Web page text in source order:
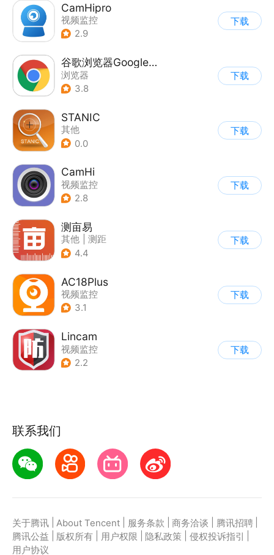
CamHipro
视频监控
2.9
下载
谷歌浏览器Google Chrome
浏览器
3.8
下载
STANIC
其他
0.0
下载
CamHi
视频监控
2.8
下载
测亩易
其他
测距
4.4
下载
AC18Plus
视频监控
3.1
下载
Lincam
视频监控
2.2
下载
联系我们
关于腾讯 About Tencent 服务条款 商务洽谈 腾讯招聘
腾讯公益
版权所有 用户权限 隐私政策 侵权投诉指引
用户协议